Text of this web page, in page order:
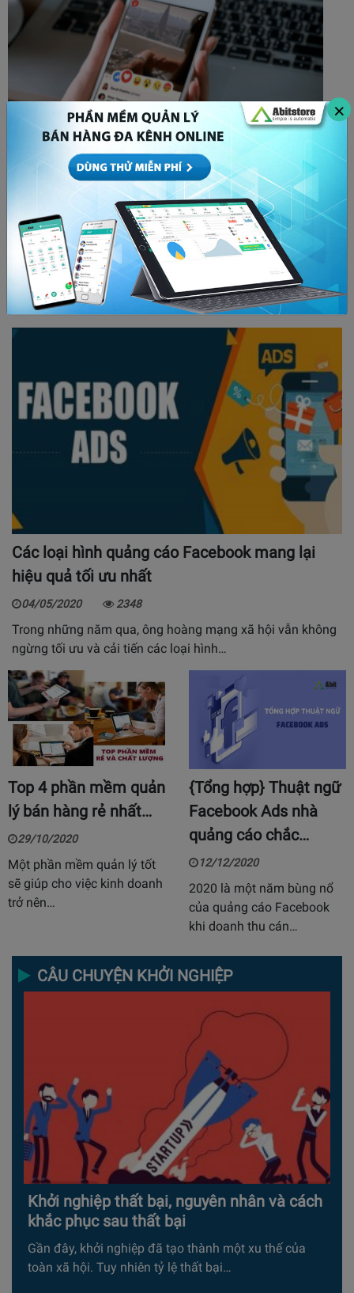
×
Bóp tương tác là gì? Cách để x5 tương tác bất
chấp thuật toán Facebook
MARKETING
Các loại hình quảng cáo Facebook mang lại
hiệu quả tối ưu nhất
04/05/2020 2348
Trong những năm qua, ông hoàng mạng xã hội vẫn không
ngừng tối ưu và cải tiến các loại hình…
Top 4 phần mềm quản
lý bán hàng rẻ nhất…
29/10/2020
Một phần mềm quản lý tốt
sẽ giúp cho việc kinh doanh
trở nên…
{Tổng hợp} Thuật ngữ
Facebook Ads nhà
quảng cáo chắc…
12/12/2020
2020 là một năm bùng nổ
của quảng cáo Facebook
khi doanh thu cán…
CÂU CHUYỆN KHỞI NGHIỆP
Khởi nghiệp thất bại, nguyên nhân và cách
khắc phục sau thất bại
Gần đây, khởi nghiệp đã tạo thành một xu thế của
toàn xã hội. Tuy nhiên tỷ lệ thất bại…